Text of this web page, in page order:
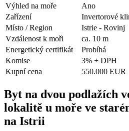
Výhled na moře
Ano
Zařízení
Invertorové
Místo / Region
Istrie - Rovinj
Vzdálenost k moři
ca. 10 m
Energetický certifikát
Probíhá
Komise
3% + DPH
Kupní cena
550.000 EUR
Byt na dvou podlažích
lokalitě u moře ve
na Istrii